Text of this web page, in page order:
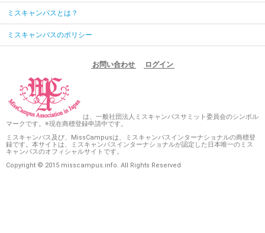
ミスキャンパスとは？
ミスキャンパスのポリシー
お問い合わせ ログイン
は、一般社団法人ミスキャンパスサミット委員会のシンボル
マークです。※現在商標登録申請中です。
ミスキャンパス及び、MissCampusは、ミスキャンパスインターナショナルの商標登
録です。本サイトは、ミスキャンパスインターナショナルが認定した日本唯一のミス
キャンパスのオフィシャルサイトです。
Copyright © 2015 misscampus.info. All Rights Reserved